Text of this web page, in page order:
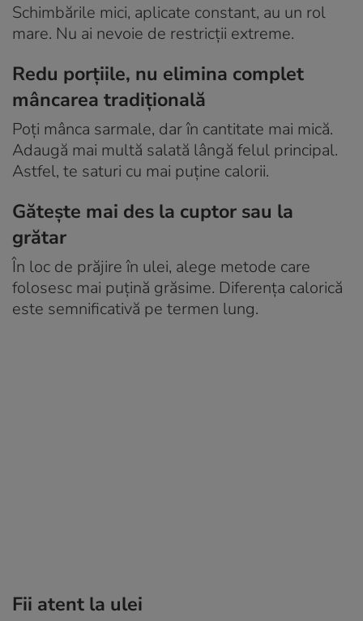
Schimbările mici, aplicate constant, au un rol
mare. Nu ai nevoie de restricții extreme.
Redu porțiile, nu elimina complet
mâncarea tradițională
Poți mânca sarmale, dar în cantitate mai mică.
Adaugă mai multă salată lângă felul principal.
Astfel, te saturi cu mai puține calorii.
Gătește mai des la cuptor sau la
grătar
În loc de prăjire în ulei, alege metode care
folosesc mai puțină grăsime. Diferența calorică
este semnificativă pe termen lung.
Fii atent la ulei